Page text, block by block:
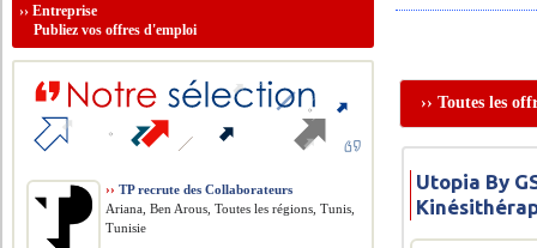
›› Toutes les
Utopia By
››Entreprise
Publiez vos offres d'emploi
›› TP recrute des Collaborateurs
Ariana, Ben Arous, Toutes les régions, Tunis,
Tunisie